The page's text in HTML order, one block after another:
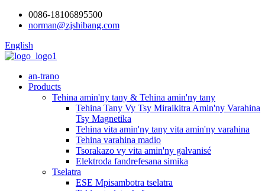
0086-18106895500
norman@zjshibang.com
English
an-trano
Products
Tehina amin'ny tany & Tehina amin'ny tany
Tehina Tany Vy Tsy Miraikitra Amin'ny Varahina
Tsy Magnetika
Tehina vita amin'ny tany vita amin'ny varahina
Tehina varahina madio
Tsorakazo vy vita amin'ny galvanisé
Elektroda fandrefesana simika
Tselatra
ESE Mpisambotra tselatra